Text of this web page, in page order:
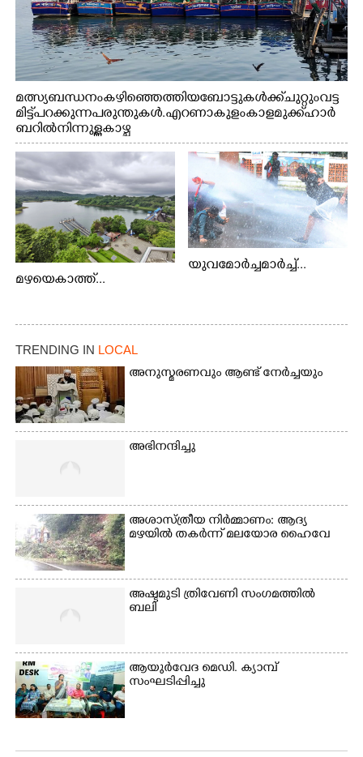
മത്സ്യബന്ധനം കഴിഞ്ഞെത്തിയ ബോട്ടുകൾക്ക് ചുറ്റും വട്ട
മിട്ട് പറക്കുന്ന പരുന്തുകൾ. എറണാകുളം കാളമുക്ക് ഹാർ
ബറിൽ നിന്നുള്ള കാഴ്ച
മഴയെകാത്ത്...
യുവമോർച്ചമാർച്ച്...
TRENDING IN LOCAL
അനുസ്മരണവും ആണ്ട് നേർച്ചയും
അഭിനന്ദിച്ചു
അശാസ്ത്രീയ നിർമ്മാണം: ആദ്യ
മഴയിൽ തകർന്ന് മലയോര ഹൈവേ
അഷ്ടമുടി ത്രിവേണി സംഗമത്തിൽ
ബലി
ആയുർവേദ മെഡി. ക്യാമ്പ്
സംഘടിപ്പിച്ചു